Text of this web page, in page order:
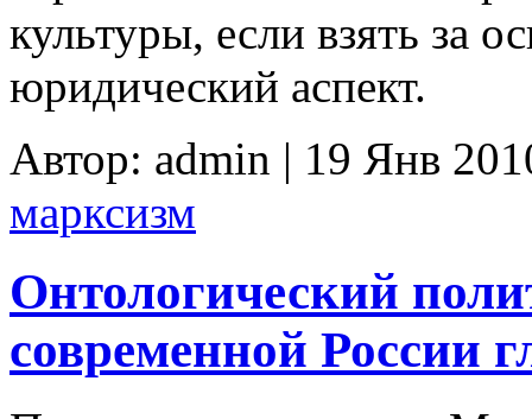
культуры, если взять за
юридический аспект.
Автор: admin | 19 Янв
марксизм
Онтологический
современной России